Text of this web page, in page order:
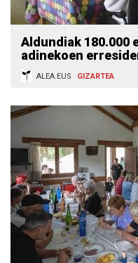
Aldundiak 180.000
adinekoen
ALEA.EUS GIZARTEA